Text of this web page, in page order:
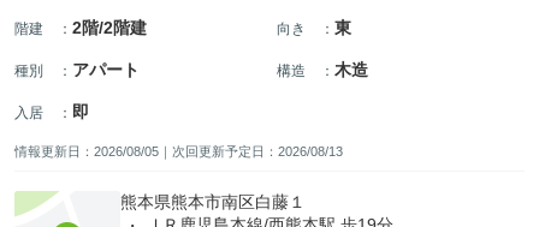
階建 ： 2階/2階建 向き ： 東
種別 ： アパート 構造 ： 木造
入居 ： 即
情報更新日：2026/08/05｜次回更新予定日：2026/08/13
熊本県熊本市南区白藤１